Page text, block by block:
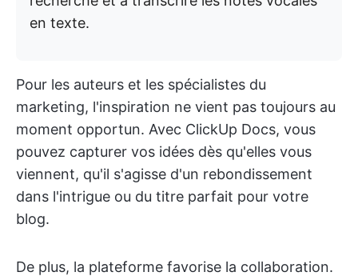
en texte.
Pour les auteurs et les spécialistes du
marketing, l'inspiration ne vient pas toujours au
moment opportun. Avec ClickUp Docs, vous
pouvez capturer vos idées dès qu'elles vous
viennent, qu'il s'agisse d'un rebondissement
dans l'intrigue ou du titre parfait pour votre
blog.
De plus, la plateforme favorise la collaboration.